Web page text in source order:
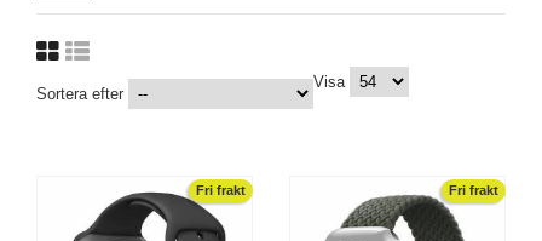
Sortera efter
Visa
Fri frakt Fri frakt